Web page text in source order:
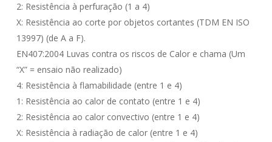
2: Resistência à perfuração (1 a 4)
X: Resistência ao corte por objetos cortantes (TDM EN ISO
13997) (de A a F).
EN407:2004 Luvas contra os riscos de Calor e chama (Um
“X” = ensaio não realizado)
4: Resistência à flamabilidade (entre 1 e 4)
1: Resistência ao calor de contato (entre 1 e 4)
2: Resistência ao calor convectivo (entre 1 e 4)
X: Resistência à radiação de calor (entre 1 e 4)